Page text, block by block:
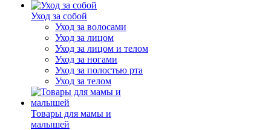
Уход за собой
Уход за волосами
Уход за лицом
Уход за лицом и телом
Уход за ногами
Уход за полостью рта
Уход за телом
Товары для мамы и
малышей